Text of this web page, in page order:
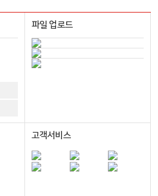
파일 업로드
고객서비스